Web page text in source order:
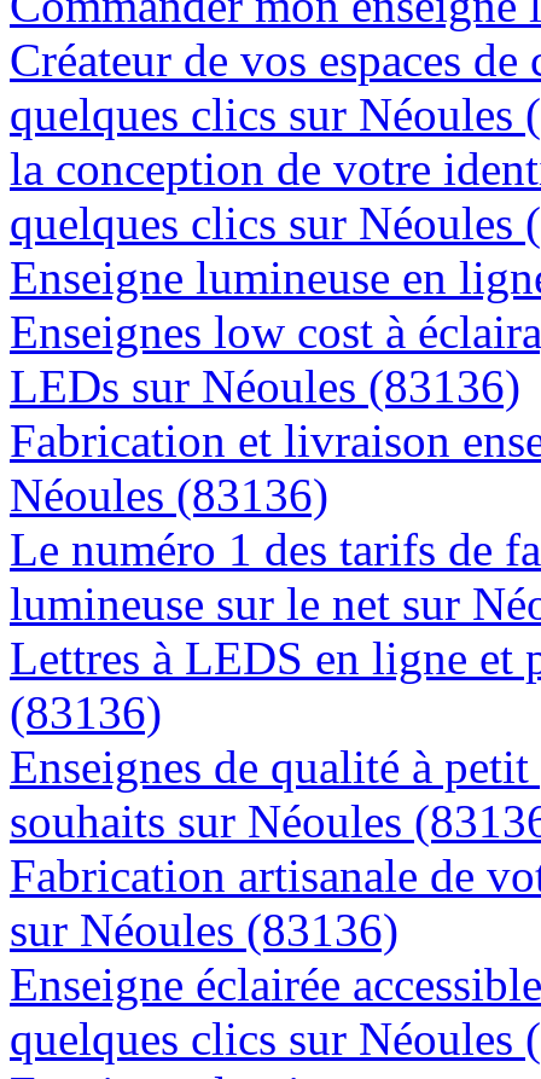
Créateur de vos espaces
quelques clics sur Néoules
la conception de votre
quelques clics sur Néoules
Enseigne lumineuse en
Enseignes low cost à
LEDs sur Néoules (83136)
Fabrication et livraison
Néoules (83136)
Le numéro 1 des tarifs de
lumineuse sur le net sur
Lettres à LEDS en ligne et
(83136)
Enseignes de qualité à
souhaits sur Néoules
Fabrication artisanale de
sur Néoules (83136)
Enseigne éclairée
quelques clics sur Néoules